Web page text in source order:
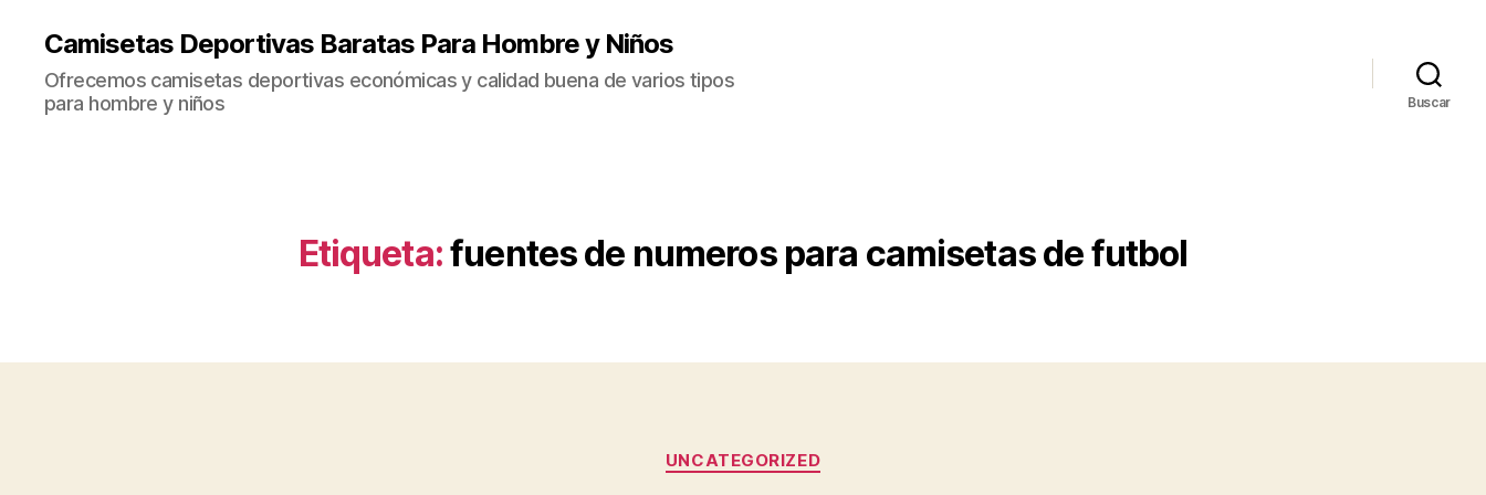
Camisetas Deportivas Baratas Para Hombre y Niños
Ofrecemos camisetas deportivas económicas y calidad buena de varios tipos
para hombre y niños
Buscar
Etiqueta:fuentes de numeros para camisetas de futbol
Categorías
UNCATEGORIZED